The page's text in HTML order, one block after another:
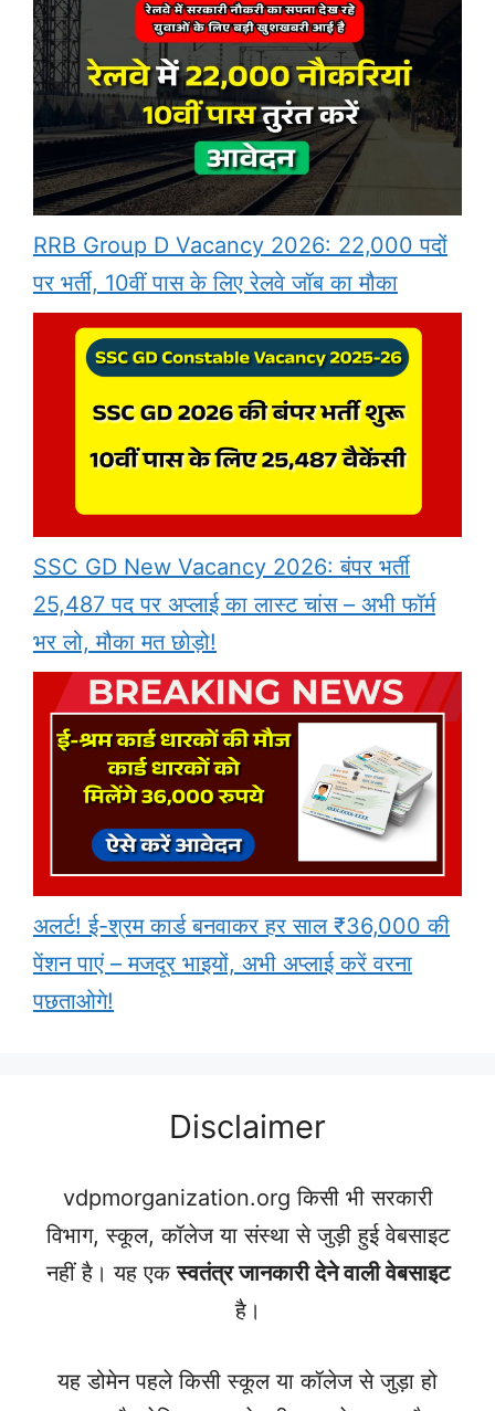
RRB Group D Vacancy 2026: 22,000 पदों
पर भर्ती, 10वीं पास के लिए रेलवे जॉब का मौका
SSC GD New Vacancy 2026: बंपर भर्ती
25,487 पद पर अप्लाई का लास्ट चांस – अभी फॉर्म
भर लो, मौका मत छोड़ो!
अलर्ट! ई-श्रम कार्ड बनवाकर हर साल ₹36,000 की
पेंशन पाएं – मजदूर भाइयों, अभी अप्लाई करें वरना
पछताओगे!
Disclaimer
vdpmorganization.org किसी भी सरकारी
विभाग, स्कूल, कॉलेज या संस्था से जुड़ी हुई वेबसाइट
नहीं है। यह एकस्वतंत्र जानकारी देने वाली वेबसाइट
है।
यह डोमेन पहले किसी स्कूल या कॉलेज से जुड़ा हो